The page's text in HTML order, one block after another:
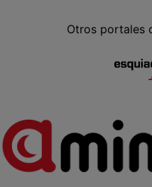
Otros portales